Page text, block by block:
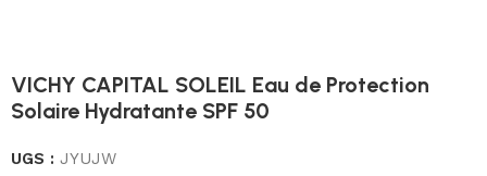
VICHY CAPITAL SOLEIL Eau de Protection
Solaire Hydratante SPF 50
UGS :JYUJW